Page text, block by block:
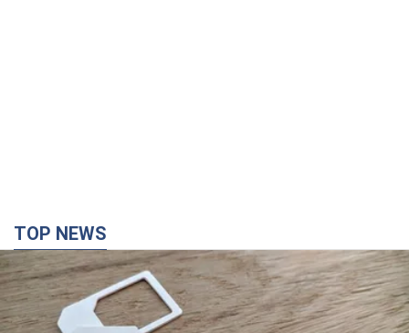
TOP NEWS